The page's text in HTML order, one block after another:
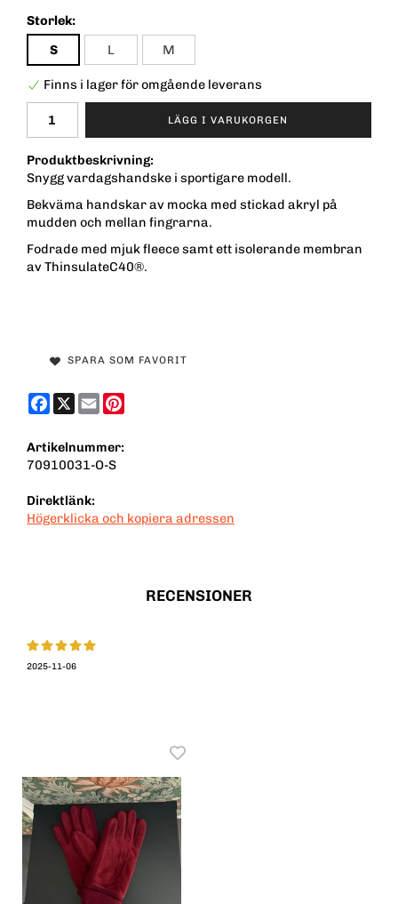
Storlek:
S
L M
Finns i lager för omgående leverans
LÄGG I VARUKORGEN
Produktbeskrivning:
Snygg vardagshandske i sportigare modell.
Bekväma handskar av mocka med stickad akryl på
mudden och mellan fingrarna.
Fodrade med mjuk fleece samt ett isolerande membran
av ThinsulateC40®.
SPARA SOM FAVORIT
Facebook
X Email
Artikelnummer:
70910031-O-S
Direktlänk:
Högerklicka och kopiera adressen
RECENSIONER
2025-11-06